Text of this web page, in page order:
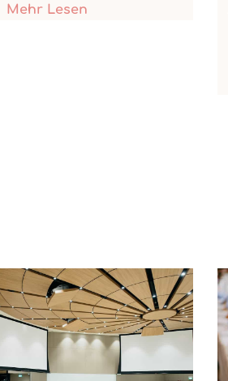
Mehr Lesen